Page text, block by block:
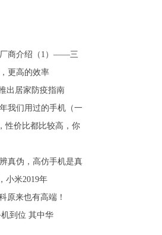
厂商介绍（1）——三
更高的效率
出居家防疫指南
我们用过的手机（一
性价比都比较高，你
真伪，高仿手机是真
小米2019年
原来也有高端！
到位 其中华